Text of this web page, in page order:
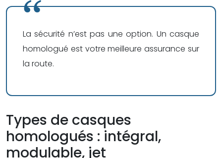
La sécurité n’est pas une option. Un casque
homologué est votre meilleure assurance sur
la route.
Types de casques
homologués : intégral,
modulable, jet